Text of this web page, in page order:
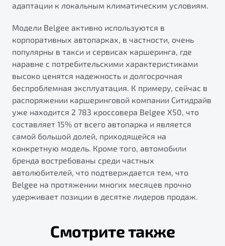
адаптации к локальным климатическим условиям.
Модели Belgee активно используются в
корпоративных автопарках, в частности, очень
популярны в такси и сервисах каршеринга, где
наравне с потребительскими характеристиками
высоко ценятся надежность и долгосрочная
беспроблемная эксплуатация. К примеру, сейчас в
распоряжении каршеринговой компании Ситидрайв
уже находится 2 783 кроссовера Belgee X50, что
составляет 15% от всего автопарка и является
самой большой долей, приходящейся на
конкретную модель. Кроме того, автомобили
бренда востребованы среди частных
автолюбителей, что подтверждается тем, что
Belgee на протяжении многих месяцев прочно
удерживает позиции в десятке лидеров продаж.
Смотрите также